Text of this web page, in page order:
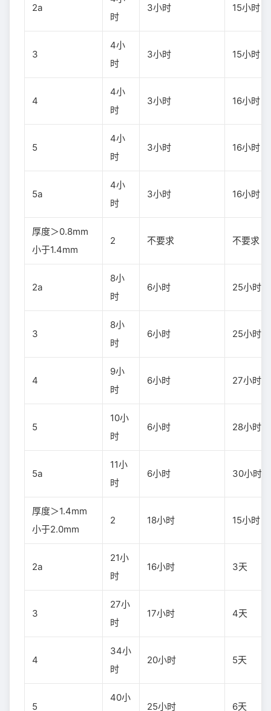
2a
时
3小时 15小时
3
4小
时
3小时 15小时
4
4小
时
3小时 16小时
5
4小
时
3小时 16小时
5a
4小
时
3小时 16小时
厚度＞0.8mm
小于1.4mm
2 不要求 不要求
2a
8小
时
6小时 25小时
3
8小
时
6小时 25小时
4
9小
时
6小时 27小时
5
10小
时
6小时 28小时
5a
11小
时
6小时 30小时
厚度＞1.4mm
小于2.0mm
2 18小时 15小时
2a
21小
时
16小时 3天
3
27小
时
17小时 4天
4
34小
时
20小时 5天
5
40小
25小时 6天